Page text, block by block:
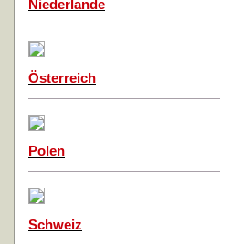
Niederlande
Österreich
Polen
Schweiz